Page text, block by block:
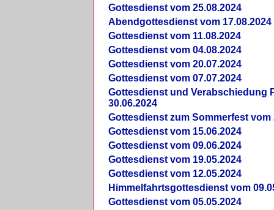
Gottesdienst vom 25.08.2024
Abendgottesdienst vom 17.08.2024
Gottesdienst vom 11.08.2024
Gottesdienst vom 04.08.2024
Gottesdienst vom 20.07.2024
Gottesdienst vom 07.07.2024
Gottesdienst und Verabschiedung
30.06.2024
Gottesdienst zum Sommerfest vom
Gottesdienst vom 15.06.2024
Gottesdienst vom 09.06.2024
Gottesdienst vom 19.05.2024
Gottesdienst vom 12.05.2024
Himmelfahrtsgottesdienst vom
Gottesdienst vom 05.05.2024